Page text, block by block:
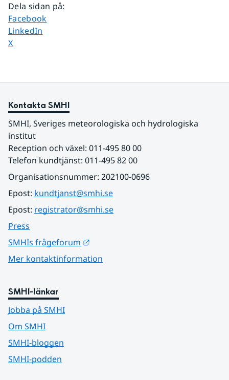
Dela sidan på:
Dela sidan på
Facebook
Dela sidan på
LinkedIn
Dela sidan på
X
Kontakta SMHI
SMHI, Sveriges meteorologiska och hydrologiska
institut
Reception och växel: 011-495 80 00
Telefon kundtjänst: 011-495 82 00
Organisationsnummer: 202100-0696
Epost: kundtjanst@smhi.se
Epost: registrator@smhi.se
Press
SMHIs frågeforum
Mer kontaktinformation
SMHI-länkar
Jobba på SMHI
Om SMHI
SMHI-bloggen
SMHI-podden